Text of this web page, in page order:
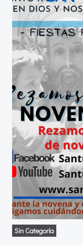
Sin Categoría